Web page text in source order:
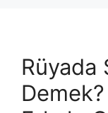
Rüyada